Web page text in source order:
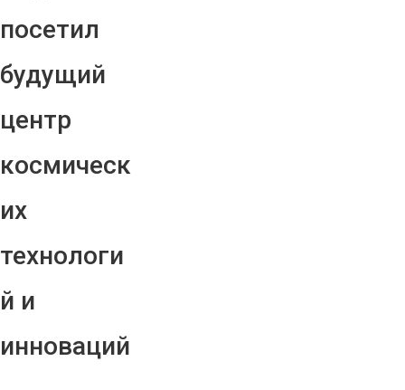
посетил
будущий
центр
космическ
их
технологи
й и
инноваций